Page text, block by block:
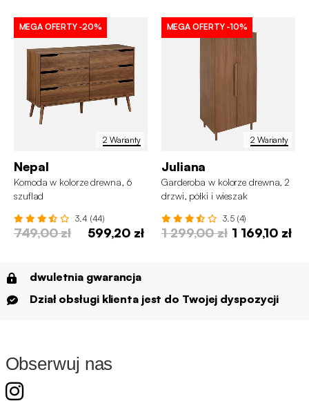
2 Warianty
MEGA OFERTY -20%
Nepal
Komoda w kolorze drewna, 6
szuflad
3.4 (44)
749,00 zł 599,20 zł
2 Warianty
MEGA OFERTY -10%
Juliana
Garderoba w kolorze drewna, 2
drzwi, półki i wieszak
3.5 (4)
1 299,00 zł 1 169,10 zł
dwuletnia gwarancja
Dział obsługi klienta jest do Twojej dyspozycji
Obserwuj nas